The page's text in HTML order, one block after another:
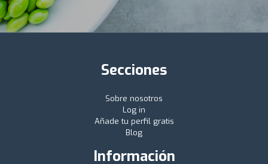
Secciones
Sobre nosotros
Log in
Añade tu perfil gratis
Blog
Información